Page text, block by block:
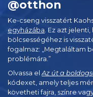
@otthon
Ke-cseng visszatért
egyházába . Ez azt
bölcsességéhez is
fogalmaz: „Megtaláltam
problémára.”
Olvassa elAz út a
kódexet, amely teljes
követheti fajra, színre